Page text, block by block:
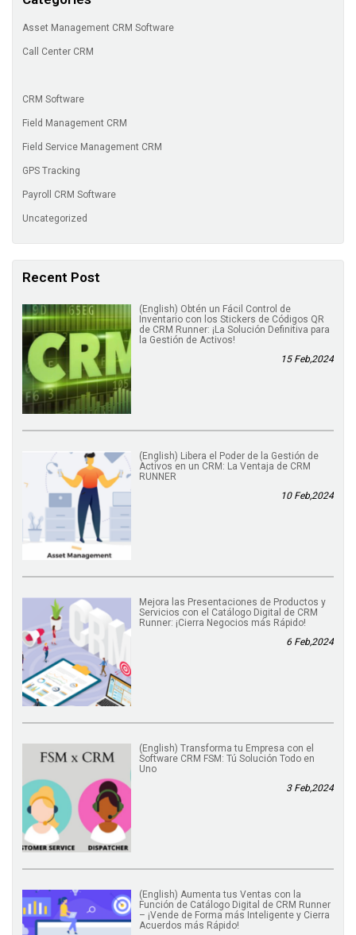
Asset Management CRM Software
Call Center CRM
CRM Software
Field Management CRM
Field Service Management CRM
GPS Tracking
Payroll CRM Software
Uncategorized
Recent Post
(English) Obtén un Fácil Control de
Inventario con los Stickers de Códigos QR
de CRM Runner: ¡La Solución Definitiva para
la Gestión de Activos!
15 Feb,2024
(English) Libera el Poder de la Gestión de
Activos en un CRM: La Ventaja de CRM
RUNNER
10 Feb,2024
Mejora las Presentaciones de Productos y
Servicios con el Catálogo Digital de CRM
Runner: ¡Cierra Negocios más Rápido!
6 Feb,2024
(English) Transforma tu Empresa con el
Software CRM FSM: Tú Solución Todo en
Uno
3 Feb,2024
(English) Aumenta tus Ventas con la
Función de Catálogo Digital de CRM Runner
– ¡Vende de Forma más Inteligente y Cierra
Acuerdos más Rápido!